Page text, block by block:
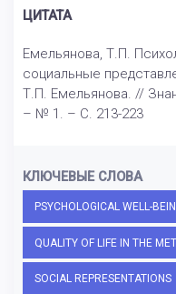
ЦИТАТА
Емельянова, Т.П.
социальные
Т.П. Емельянова. //
– № 1. – С. 213-223
КЛЮЧЕВЫЕ СЛОВА
PSYCHOLOGICAL WELL-
QUALITY OF LIFE IN THE
SOCIAL REPRESENTATIONS